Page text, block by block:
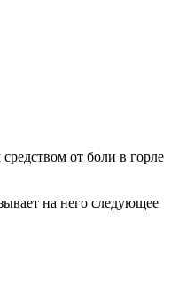
от боли в горле
на него следующее